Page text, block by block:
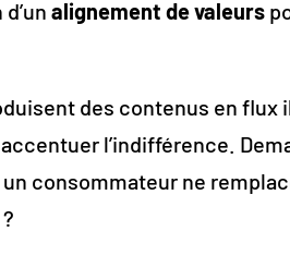
alignement de valeurs
des contenus en
l’indifférence.
consommateur ne